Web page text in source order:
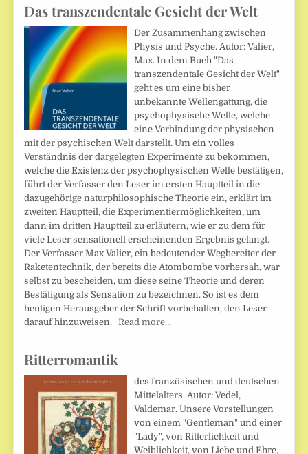
Das transzendentale Gesicht der Welt
Der Zusammenhang zwischen
Physis und Psyche. Autor: Valier,
Max. In dem Buch "Das
transzendentale Gesicht der Welt"
geht es um eine bisher
unbekannte Wellengattung, die
psychophysische Welle, welche
eine Verbindung der physischen
mit der psychischen Welt darstellt. Um ein volles
Verständnis der dargelegten Experimente zu bekommen,
welche die Existenz der psychophysischen Welle bestätigen,
führt der Verfasser den Leser im ersten Hauptteil in die
dazugehörige naturphilosophische Theorie ein, erklärt im
zweiten Hauptteil, die Experimentiermöglichkeiten, um
dann im dritten Hauptteil zu erläutern, wie er zu dem für
viele Leser sensationell erscheinenden Ergebnis gelangt.
Der Verfasser Max Valier, ein bedeutender Wegbereiter der
Raketentechnik, der bereits die Atombombe vorhersah, war
selbst zu bescheiden, um diese seine Theorie und deren
Bestätigung als Sensation zu bezeichnen. So ist es dem
heutigen Herausgeber der Schrift vorbehalten, den Leser
darauf hinzuweisen. Read more…
Ritterromantik
des französischen und deutschen
Mittelalters. Autor: Vedel,
Valdemar. Unsere Vorstellungen
von einem "Gentleman" und einer
"Lady", von Ritterlichkeit und
Weiblichkeit, von Liebe und Ehre,